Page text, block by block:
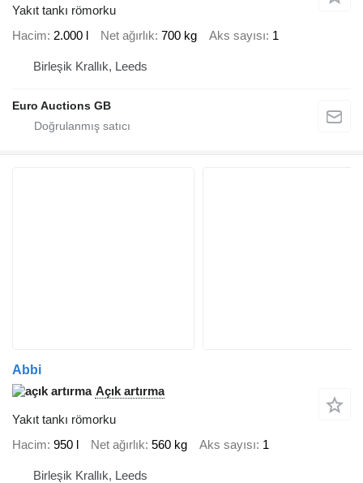
Yakıt tankı römorku
Hacim 2.000 l Net ağırlık 700 kg Aks sayısı 1
Birleşik Krallık, Leeds
Euro Auctions GB
Abbi
Açık artırma
Yakıt tankı römorku
Hacim 950 l Net ağırlık 560 kg Aks sayısı 1
Birleşik Krallık, Leeds